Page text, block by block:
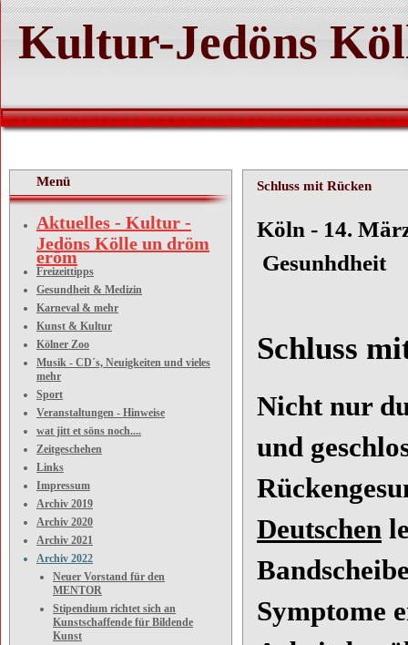
Kultur-Jedöns
Menü
Aktuelles - Kultur -
Jedöns Kölle un dröm
eröm
Freizeittipps
Gesundheit & Medizin
Karneval & mehr
Kunst & Kultur
Kölner Zoo
Musik - CD´s, Neuigkeiten und vieles
mehr
Sport
Veranstaltungen - Hinweise
wat jitt et söns noch....
Zeitgeschehen
Links
Impressum
Archiv 2019
Archiv 2020
Archiv 2021
Archiv 2022
Neuer Vorstand für den
MENTOR
Stipendium richtet sich an
Kunstschaffende für Bildende
Kunst
Schluss mit Rücken
Köln
Gesunhdheit
Schluss
Nicht nur
und
Deutschen
Symptome